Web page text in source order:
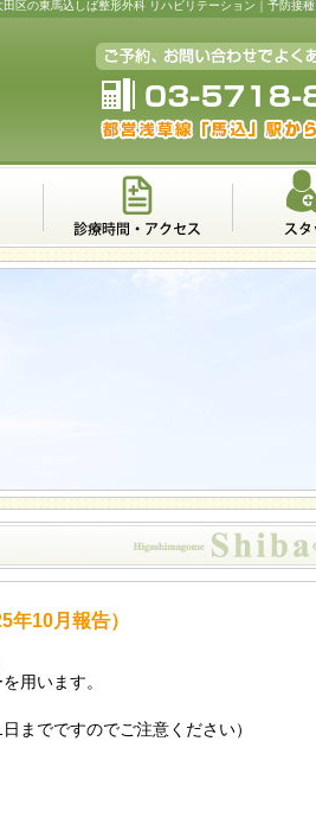
田区の東馬込しば整形外科 リハビリテーション｜予防接種
10月報告）
用います。
までですのでご注意ください）